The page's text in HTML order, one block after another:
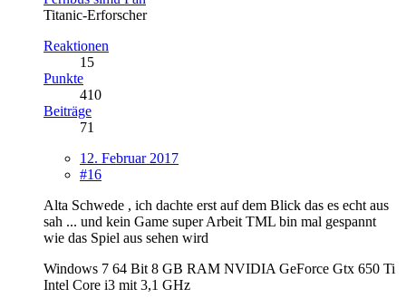
Titanic-Erforscher
Reaktionen
15
Punkte
410
Beiträge
71
12. Februar 2017
#16
Alta Schwede , ich dachte erst auf dem Blick das es echt aus
sah ... und kein Game super Arbeit TML bin mal gespannt
wie das Spiel aus sehen wird
Windows 7 64 Bit 8 GB RAM NVIDIA GeForce Gtx 650 Ti
Intel Core i3 mit 3,1 GHz